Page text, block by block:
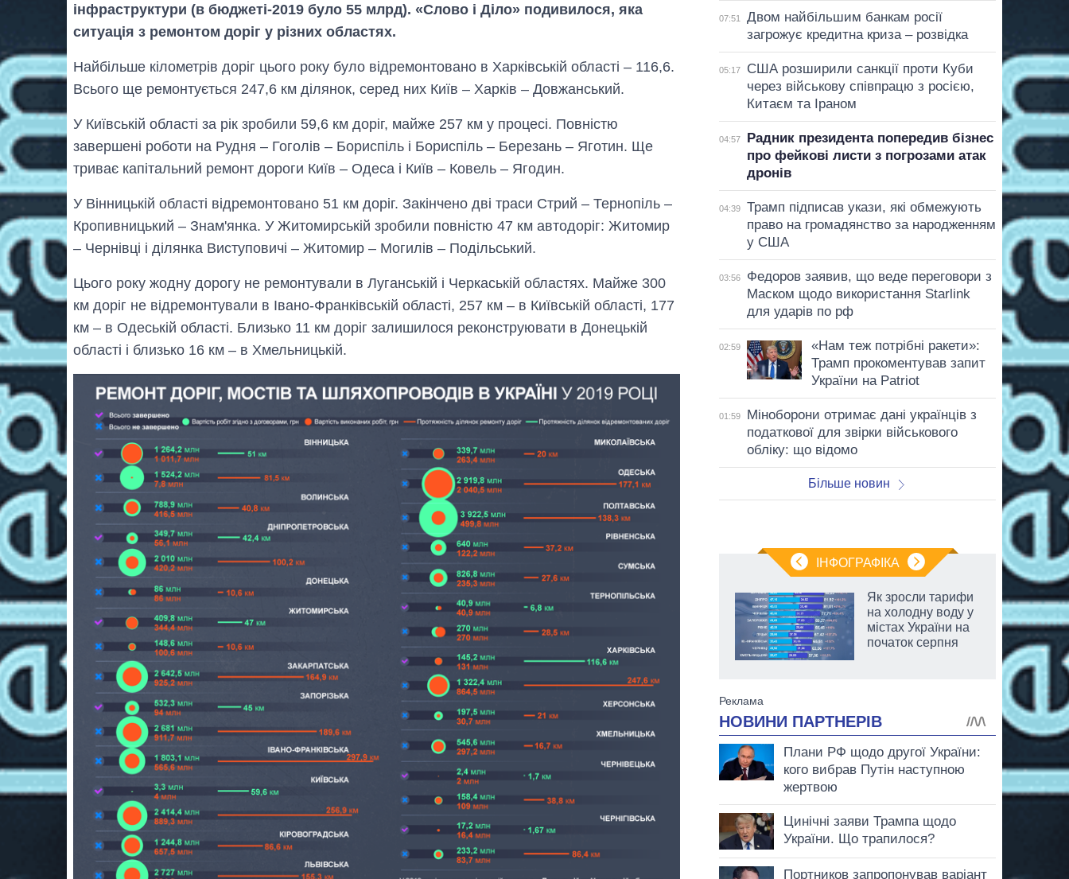
інфраструктури (в бюджеті-2019 було 55 млрд). «Слово і Діло» подивилося, яка
ситуація з ремонтом доріг у різних областях.
Найбільше кілометрів доріг цього року було відремонтовано в Харківській області – 116,6.
Всього ще ремонтується 247,6 км ділянок, серед них Київ – Харків – Довжанський.
У Київській області за рік зробили 59,6 км доріг, майже 257 км у процесі. Повністю
завершені роботи на Рудня – Гоголів – Бориспіль і Бориспіль – Березань – Яготин. Ще
триває капітальний ремонт дороги Київ – Одеса і Київ – Ковель – Ягодин.
У Вінницькій області відремонтовано 51 км доріг. Закінчено дві траси Стрий – Тернопіль –
Кропивницький – Знам'янка. У Житомирській зробили повністю 47 км автодоріг: Житомир
– Чернівці і ділянка Виступовичі – Житомир – Могилів – Подільський.
Цього року жодну дорогу не ремонтували в Луганській і Черкаській областях. Майже 300
км доріг не відремонтували в Івано-Франківській області, 257 км – в Київській області, 177
км – в Одеській області. Близько 11 км доріг залишилося реконструювати в Донецькій
області і близько 16 км – в Хмельницькій.
07:51
Двом найбільшим банкам росії
загрожує кредитна криза – розвідка
05:17
США розширили санкції проти Куби
через військову співпрацю з росією,
Китаєм та Іраном
04:57
Радник президента попередив бізнес
про фейкові листи з погрозами атак
дронів
04:39
Трамп підписав укази, які обмежують
право на громадянство за народженням
у США
03:56
Федоров заявив, що веде переговори з
Маском щодо використання Starlink
для ударів по рф
02:59
«Нам теж потрібні ракети»:
Трамп прокоментував запит
України на Patriot
01:59
Міноборони отримає дані українців з
податкової для звірки військового
обліку: що відомо
Більше новин
ІНФОГРАФІКА
Скільки картоплі
Як зросли тарифи
на холодну воду у
містах України на
початок серпня